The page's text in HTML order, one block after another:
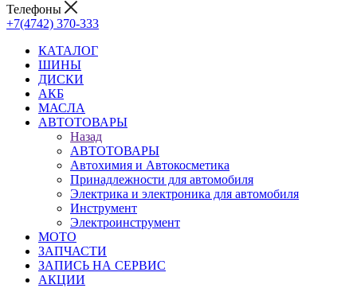
Телефоны
+7(4742) 370-333
КАТАЛОГ
ШИНЫ
ДИСКИ
АКБ
МАСЛА
АВТОТОВАРЫ
Назад
АВТОТОВАРЫ
Автохимия и Автокосметика
Принадлежности для автомобиля
Электрика и электроника для автомобиля
Инструмент
Электроинструмент
МОТО
ЗАПЧАСТИ
ЗАПИСЬ НА СЕРВИС
АКЦИИ